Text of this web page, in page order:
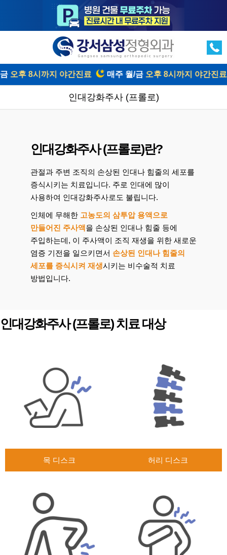
오후 8시까지 야간진료 매주 월/금 오후 8시까지 야간진료
인대강화주사 (프롤로)
인대강화주사 (프롤로)란?
관절과 주변 조직의 손상된 인대나 힘줄의 세포를
증식시키는 치료입니다. 주로 인대에 많이
사용하여 인대강화주사로도 불립니다.
인체에 무해한 고농도의 삼투압 용액으로
만들어진 주사액을 손상된 인대나 힘줄 등에
주입하는데, 이 주사액이 조직 재생을 위한 새로운
염증 기전을 일으키면서 손상된 인대나 힘줄의
세포를 증식시켜 재생시키는 비수술적 치료
방법입니다.
인대강화주사 (프롤로) 치료 대상
목 디스크 허리 디스크